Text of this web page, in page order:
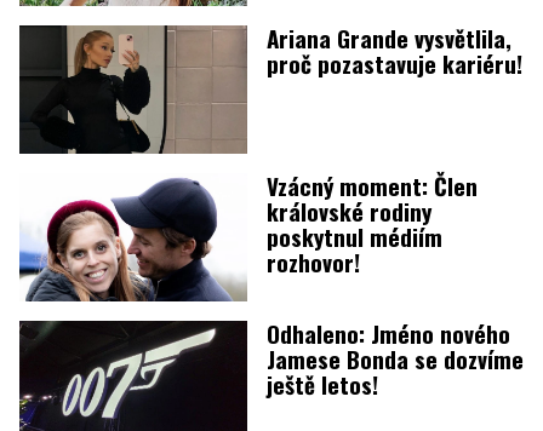
Ariana Grande vysvětlila,
proč pozastavuje kariéru!
Vzácný moment: Člen
královské rodiny
poskytnul médiím
rozhovor!
Odhaleno: Jméno nového
Jamese Bonda se dozvíme
ještě letos!